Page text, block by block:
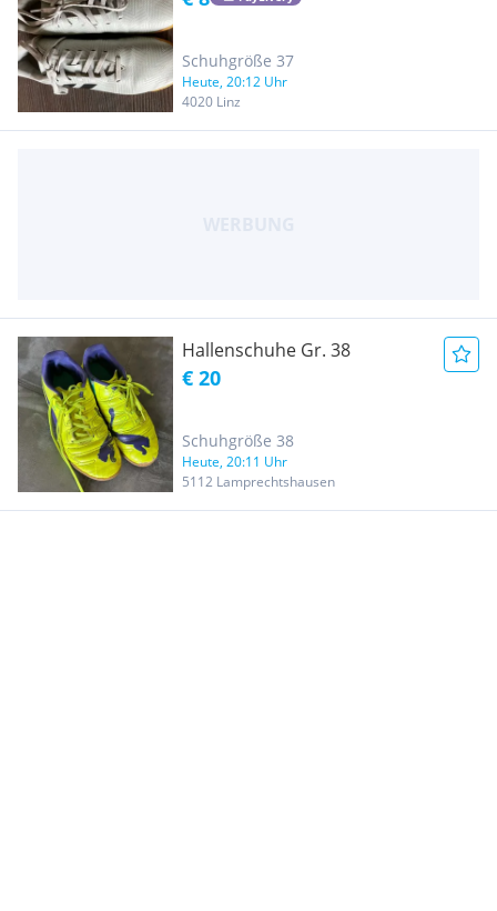
Schuhgröße 37
Heute, 20:12 Uhr
4020 Linz
Hallenschuhe Gr. 38
€ 20
Schuhgröße 38
Heute, 20:11 Uhr
5112 Lamprechtshausen